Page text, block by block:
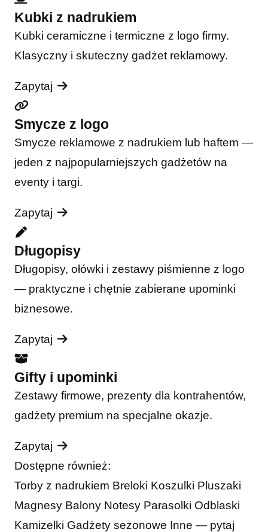
Kubki z nadrukiem
Kubki ceramiczne i termiczne z logo firmy.
Klasyczny i skuteczny gadżet reklamowy.
Zapytaj
Smycze z logo
Smycze reklamowe z nadrukiem lub haftem —
jeden z najpopularniejszych gadżetów na
eventy i targi.
Zapytaj
Długopisy
Długopisy, ołówki i zestawy piśmienne z logo
— praktyczne i chętnie zabierane upominki
biznesowe.
Zapytaj
Gifty i upominki
Zestawy firmowe, prezenty dla kontrahentów,
gadżety premium na specjalne okazje.
Zapytaj
Dostępne również:
Torby z nadrukiem Breloki Koszulki Pluszaki
Magnesy Balony Notesy Parasolki Odblaski
Kamizelki Gadżety sezonowe Inne — pytaj